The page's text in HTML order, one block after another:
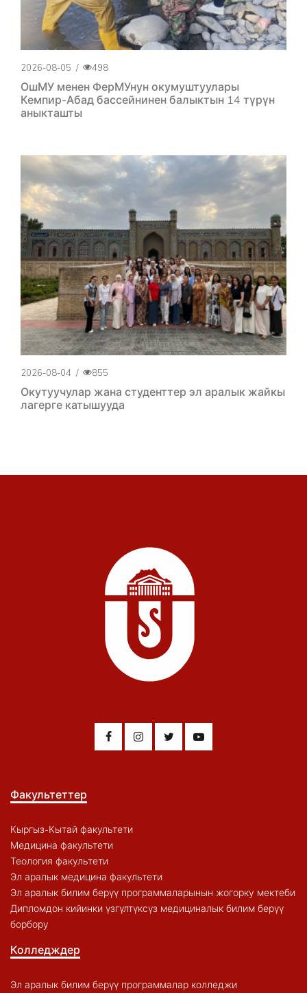
2026-08-05 / 498
ОшМУ менен ФерМУнун окумуштуулары
Кемпир-Абад бассейнинен балыктын 14 түрүн
аныкташты
2026-08-04 / 855
Окутуучулар жана студенттер эл аралык жайкы
лагерге катышууда
Факультеттер
Кыргыз-Кытай факультети
Медицина факультети
Теология факультети
Эл аралык медицина факультети
Эл аралык билим берүү программаларынын жогорку мектеби
Дипломдон кийинки үзгүлтүксүз медициналык билим берүү
борбору
Колледждер
Эл аралык билим берүү программалар колледжи